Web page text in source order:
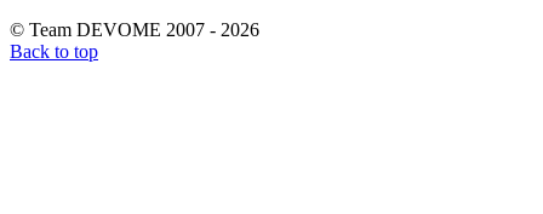
© Team DEVOME 2007 - 2026
Back to top